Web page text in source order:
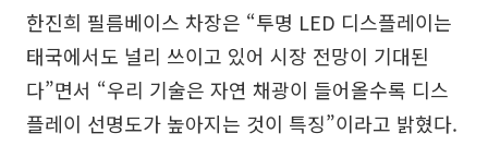
한진희 필름베이스 차장은 “투명 LED 디스플레이는
태국에서도 널리 쓰이고 있어 시장 전망이 기대된
다”면서 “우리 기술은 자연 채광이 들어올수록 디스
플레이 선명도가 높아지는 것이 특징”이라고 밝혔다.